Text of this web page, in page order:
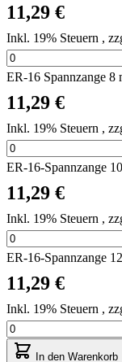
11,29 €
Inkl. 19% Steuern ,
ER-16 Spannzange
11,29 €
Inkl. 19% Steuern ,
ER-16-Spannzange
11,29 €
Inkl. 19% Steuern ,
ER-16-Spannzange
11,29 €
Inkl. 19% Steuern ,
In den Warenkorb